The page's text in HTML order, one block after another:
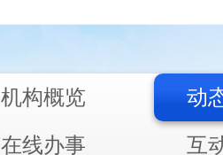
机构概览
动
在线办事
互